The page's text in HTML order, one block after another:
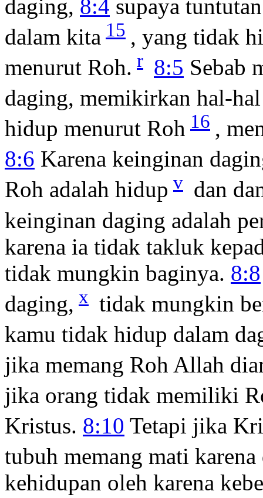
daging, 8:4 supaya tuntutan
dalam kita 15 , yang tidak
menurut Roh. r 8:5 Sebab
daging, memikirkan hal-
hidup menurut Roh 16 ,
8:6 Karena keinginan
Roh adalah hidup v dan
keinginan daging adalah
karena ia tidak takluk
tidak mungkin baginya. 8:8
daging, x tidak mungkin
kamu tidak hidup dalam
jika memang Roh Allah
jika orang tidak memiliki
Kristus. 8:10 Tetapi jika
tubuh memang mati karena
kehidupan oleh karena